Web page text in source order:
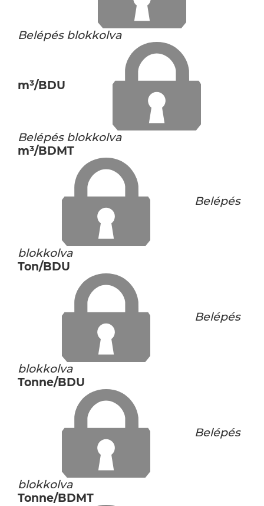
Belépés blokkolva
m³/BDU
Belépés blokkolva
m³/BDMT
Belépés
blokkolva
Ton/BDU
Belépés
blokkolva
Tonne/BDU
Belépés
blokkolva
Tonne/BDMT